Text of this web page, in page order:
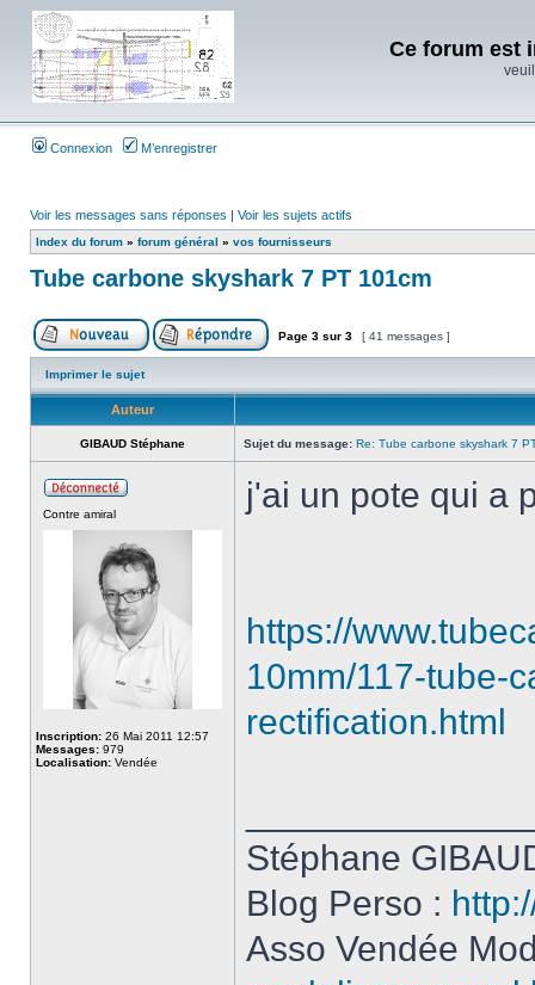
Ce forum est
Connexion M’enregistrer
Voir les messages sans réponses | Voir les sujets actifs
Index du forum » forum général » vos fournisseurs
Tube carbone skyshark 7 PT 101cm
Page 3 sur 3 [ 41 messages ]
Imprimer le sujet
Auteur
GIBAUD Stéphane Sujet du message: Re: Tube carbone skyshark 7
Contre amiral
Inscription: 26 Mai 2011 12:57
Messages: 979
Localisation: Vendée
j'ai un pote qui a
https://
10mm/117-tube-
rectification.html
Stéphane
Blog Perso :
Asso Vendée